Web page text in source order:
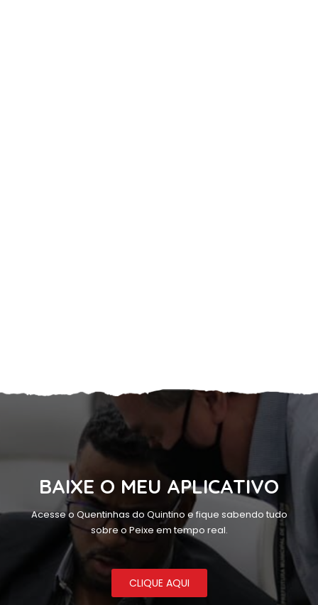
BAIXE O MEU APLICATIVO
Acesse o Quentinhas do Quintino e fique sabendo tudo
sobre o Peixe em tempo real.
CLIQUE AQUI